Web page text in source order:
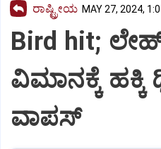
ರಾಷ್ಟ್ರೀಯ MAY 27, 2024,
Bird hit;
ವಿಮಾನಕ್ಕೆ ಹಕ್ಕಿ
ವಾಪಸ್‌